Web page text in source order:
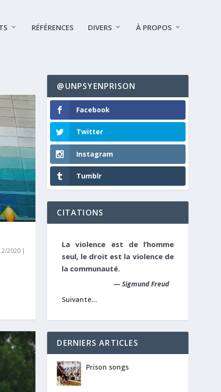
RÉFÉRENCES DIVERS À PROPOS
2020|
@UNPSYENPRISON
Facebook
Twitter
Instagram
Tumblr
CITATIONS
La violence est de l’homme
seul, le droit est la violence de
la communauté.
— Sigmund Freud
Suivante...
DERNIERS ARTICLES
Prison songs